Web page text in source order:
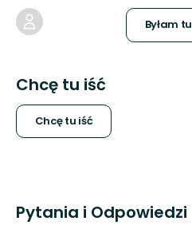
Byłam tu
Chcę tu iść
Chcę tu iść
Pytania i Odpowiedzi